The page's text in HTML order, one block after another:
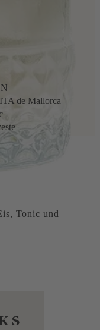
de Mallorca
Tonic und